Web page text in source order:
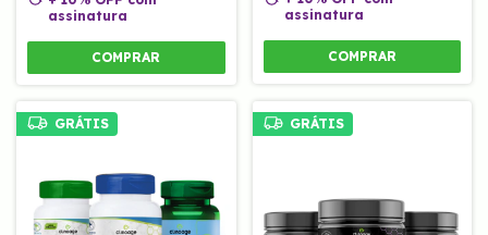
assinatura
COMPRAR
assinatura
COMPRAR
GRÁTIS GRÁTIS